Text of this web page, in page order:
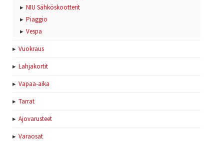
NIU Sähköskootterit
Piaggio
Vespa
Vuokraus
Lahjakortit
Vapaa-aika
Tarrat
Ajovarusteet
Varaosat